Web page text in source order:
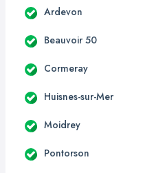
Ardevon
Beauvoir 50
Cormeray
Huisnes-sur-Mer
Moidrey
Pontorson